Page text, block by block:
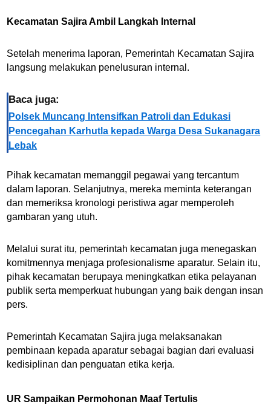
Kecamatan Sajira Ambil Langkah Internal
Setelah menerima laporan, Pemerintah Kecamatan Sajira
langsung melakukan penelusuran internal.
Baca juga:
Polsek Muncang Intensifkan Patroli dan Edukasi
Pencegahan Karhutla kepada Warga Desa Sukanagara
Lebak
Pihak kecamatan memanggil pegawai yang tercantum
dalam laporan. Selanjutnya, mereka meminta keterangan
dan memeriksa kronologi peristiwa agar memperoleh
gambaran yang utuh.
Melalui surat itu, pemerintah kecamatan juga menegaskan
komitmennya menjaga profesionalisme aparatur. Selain itu,
pihak kecamatan berupaya meningkatkan etika pelayanan
publik serta memperkuat hubungan yang baik dengan insan
pers.
Pemerintah Kecamatan Sajira juga melaksanakan
pembinaan kepada aparatur sebagai bagian dari evaluasi
kedisiplinan dan penguatan etika kerja.
UR Sampaikan Permohonan Maaf Tertulis